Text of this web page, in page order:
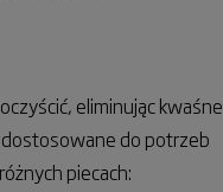
eliminując kwaśne
dostosowane do potrzeb
piecach: